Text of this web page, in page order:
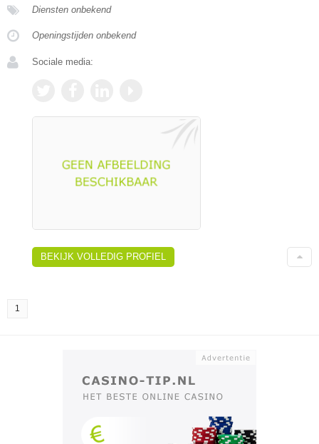
Diensten onbekend
Openingstijden onbekend
Sociale media:
BEKIJK VOLLEDIG PROFIEL
1